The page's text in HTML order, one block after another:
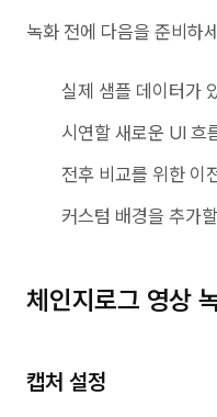
녹화 전에 다음을 준비하
실제 샘플 데이터가
시연할 새로운 UI 흐
전후 비교를 위한 이
커스텀 배경을 추가
체인지로그 영상
캡처 설정